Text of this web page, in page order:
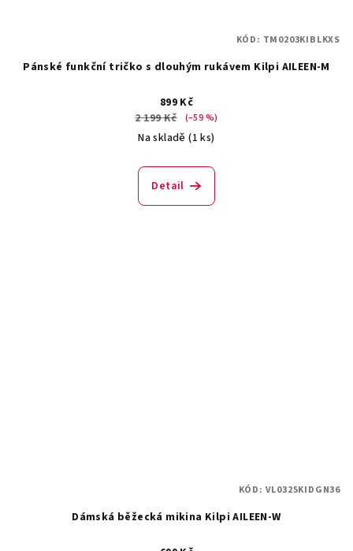
Pánské funkční tričko s dlouhým rukávem Kilpi AILEEN-M
899 Kč
2 199 Kč
(–59 %)
Na skladě(1 ks)
Detail
KÓD: TM0203KIBLKXS
Dámská běžecká mikina Kilpi AILEEN-W
KÓD: VL0325KIDGN36